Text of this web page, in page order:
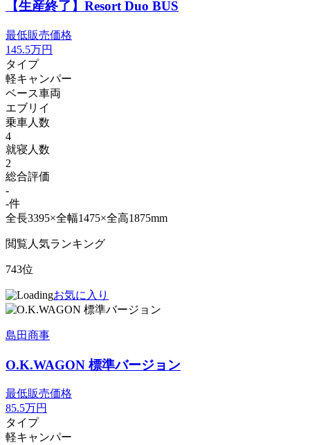
【生産終了】Resort Duo BUS
最低販売価格
145.5万円
タイプ
軽キャンパー
ベース車両
エブリイ
乗車人数
4
就寝人数
2
総合評価
-
-件
全長3395×全幅1475×全高1875mm
閲覧人気ランキング
743位
お気に入り
島田商事
O.K.WAGON 標準バージョン
最低販売価格
85.5万円
タイプ
軽キャンパー